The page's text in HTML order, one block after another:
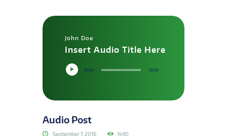
John Doe
Insert Audio Title Here
00:00 00:00
Audio Post
September 7, 2016 1490